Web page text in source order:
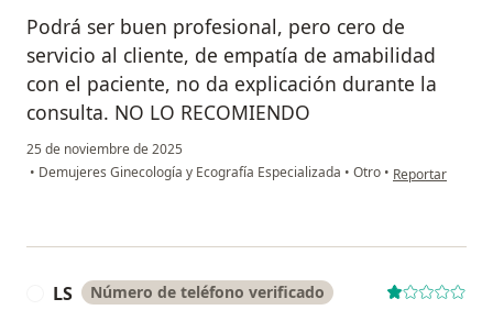
Podrá ser buen profesional, pero cero de
servicio al cliente, de empatía de amabilidad
con el paciente, no da explicación durante la
consulta. NO LO RECOMIENDO
25 de noviembre de 2025
• Demujeres Ginecología y Ecografía Especializada • Otro • en opinión del
Reportar
LS Número de teléfono verificado